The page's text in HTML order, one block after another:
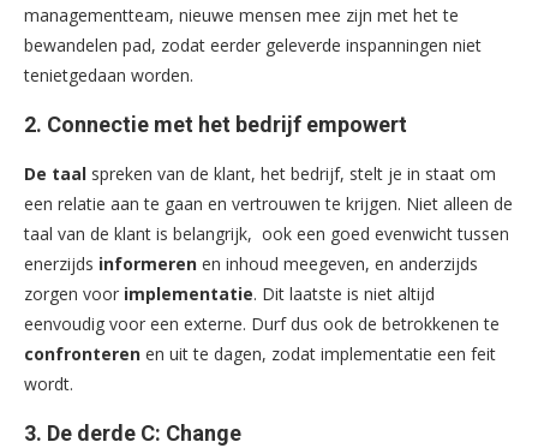
managementteam, nieuwe mensen mee zijn met het te
bewandelen pad, zodat eerder geleverde inspanningen niet
tenietgedaan worden.
2. Connectie met het bedrijf empowert
De taal spreken van de klant, het bedrijf, stelt je in staat om
een relatie aan te gaan en vertrouwen te krijgen. Niet alleen de
taal van de klant is belangrijk, ook een goed evenwicht tussen
enerzijds informeren en inhoud meegeven, en anderzijds
zorgen voor implementatie. Dit laatste is niet altijd
eenvoudig voor een externe. Durf dus ook de betrokkenen te
confronteren en uit te dagen, zodat implementatie een feit
wordt.
3. De derde C: Change